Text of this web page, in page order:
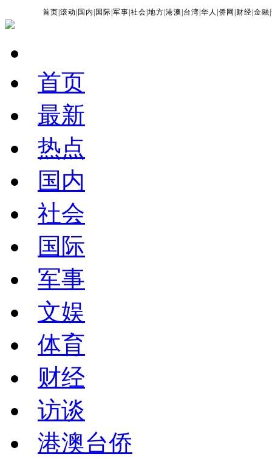
首页 |滚动 国内 国际 |军事 |社会 |地方 |港澳 台湾 |华人 |侨网 财经 |金融 |
首页
最新
热点
国内
社会
国际
军事
文娱
体育
财经
访谈
港澳台侨